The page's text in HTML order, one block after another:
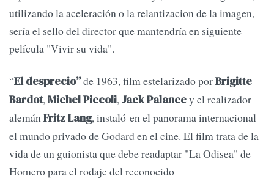
utilizando la aceleración o la relantizacion de la imagen,
sería el sello del director que mantendría en siguiente
película "Vivir su vida".
“El desprecio”de 1963, film estelarizado porBrigitte
Bardot,Michel Piccoli,Jack Palancey el realizador
alemánFritz Lang, instaló en el panorama internacional
el mundo privado de Godard en el cine. El film trata de la
vida de un guionista que debe readaptar "La Odisea" de
Homero para el rodaje del reconocido